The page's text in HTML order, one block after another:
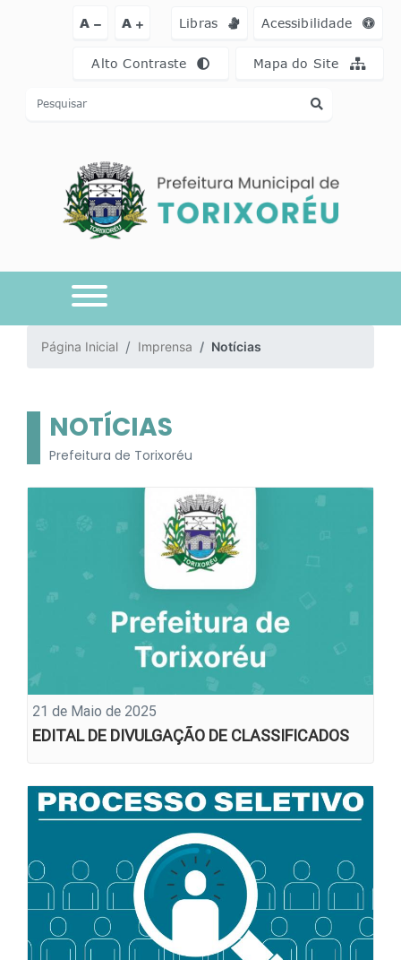
Ir para o conteúdo [alt+1] Ir para o menu [alt+2] Ir para a busca
A A Libras Acessibilidade
Alto Contraste Mapa do Site
Página Inicial Imprensa Notícias
NOTÍCIAS
Prefeitura de Torixoréu
21 de Maio de 2025
EDITAL DE DIVULGAÇÃO DE CLASSIFICADOS